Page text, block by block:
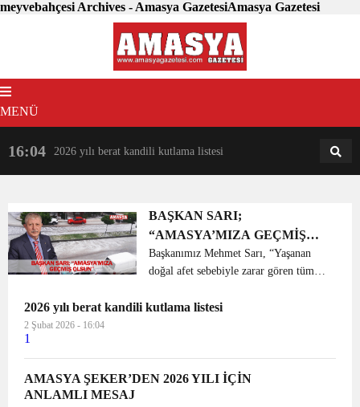
meyvebahçesi Archives - Amasya GazetesiAmasya Gazetesi
MENÜ
16:04 2026 yılı berat kandili kutlama listesi 18:31
BAŞKAN SARI;
“AMASYA’MIZA GEÇMİŞ
OLSUN”
Başkanımız Mehmet Sarı, “Yaşanan
doğal afet sebebiyle zarar gören tüm
dedi. Merkezde sabah saatlerinde etkili
2026 yılı berat kandili kutlama listesi
2 Şubat 2026 - 16:04
1
AMASYA ŞEKER’DEN 2026 YILI İÇİN
ANLAMLI MESAJ